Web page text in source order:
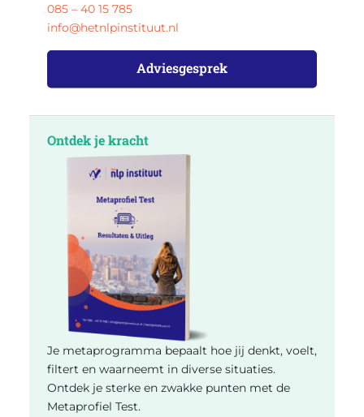
085 – 40 15 785
info@hetnlpinstituut.nl
Adviesgesprek
Ontdek je kracht
Je metaprogramma bepaalt hoe jij denkt, voelt,
filtert en waarneemt in diverse situaties.
Ontdek je sterke en zwakke punten met de
Metaprofiel Test.